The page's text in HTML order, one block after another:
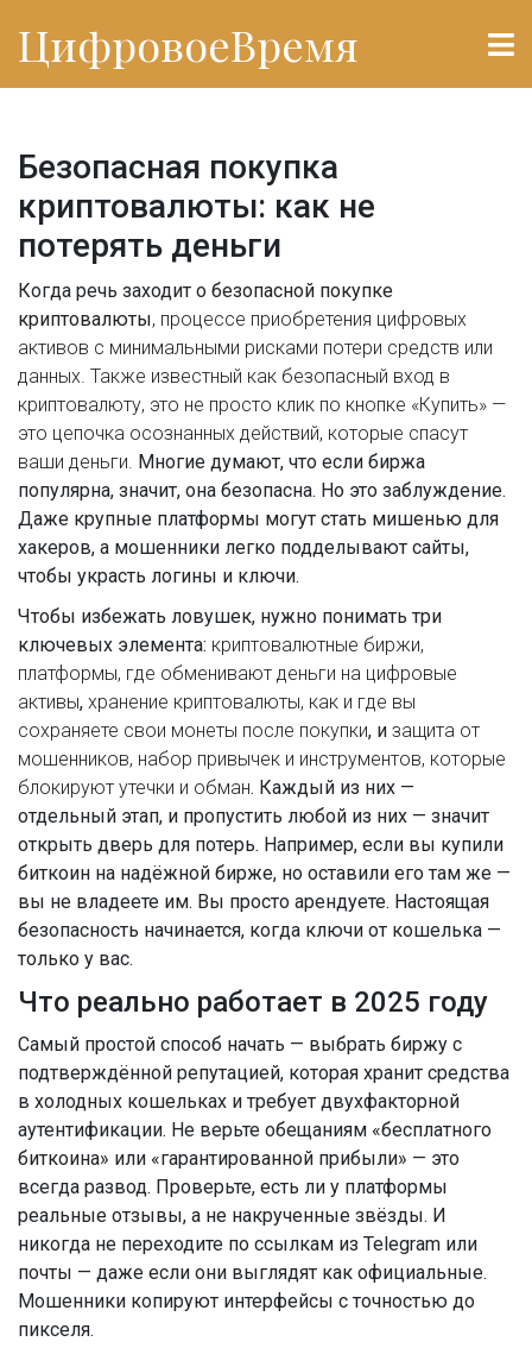
ЦифровоеВремя
Безопасная покупка
криптовалюты: как не
потерять деньги
Когда речь заходит о безопасной покупке
криптовалюты, процессе приобретения цифровых
активов с минимальными рисками потери средств или
данных. Также известный как безопасный вход в
криптовалюту, это не просто клик по кнопке «Купить» —
это цепочка осознанных действий, которые спасут
ваши деньги. Многие думают, что если биржа
популярна, значит, она безопасна. Но это заблуждение.
Даже крупные платформы могут стать мишенью для
хакеров, а мошенники легко подделывают сайты,
чтобы украсть логины и ключи.
Чтобы избежать ловушек, нужно понимать три
ключевых элемента: криптовалютные биржи,
платформы, где обменивают деньги на цифровые
активы, хранение криптовалюты, как и где вы
сохраняете свои монеты после покупки, и защита от
мошенников, набор привычек и инструментов, которые
блокируют утечки и обман. Каждый из них —
отдельный этап, и пропустить любой из них — значит
открыть дверь для потерь. Например, если вы купили
биткоин на надёжной бирже, но оставили его там же —
вы не владеете им. Вы просто арендуете. Настоящая
безопасность начинается, когда ключи от кошелька —
только у вас.
Что реально работает в 2025 году
Самый простой способ начать — выбрать биржу с
подтверждённой репутацией, которая хранит средства
в холодных кошельках и требует двухфакторной
аутентификации. Не верьте обещаниям «бесплатного
биткоина» или «гарантированной прибыли» — это
всегда развод. Проверьте, есть ли у платформы
реальные отзывы, а не накрученные звёзды. И
никогда не переходите по ссылкам из Telegram или
почты — даже если они выглядят как официальные.
Мошенники копируют интерфейсы с точностью до
пикселя.